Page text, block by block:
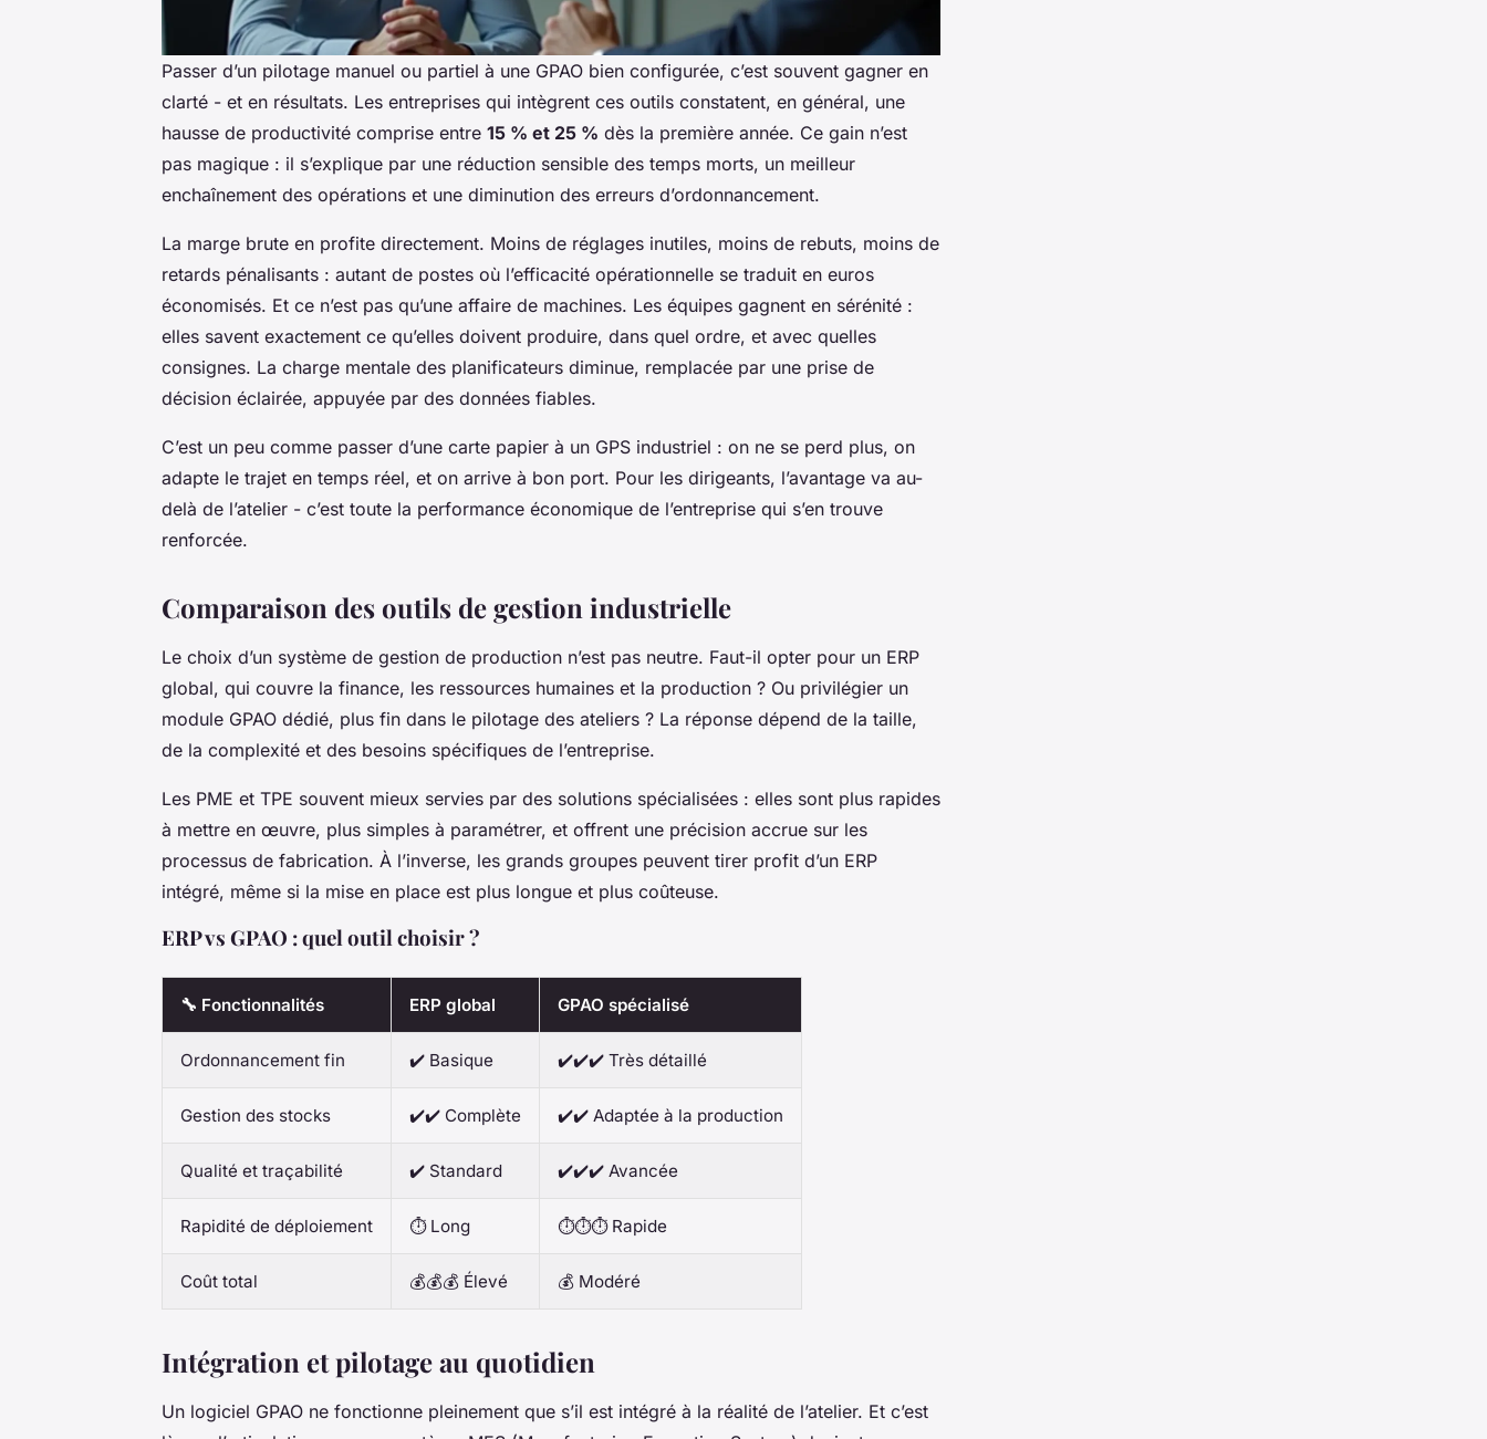
Passer d’un pilotage manuel ou partiel à une GPAO bien configurée, c’est souvent gagner en
clarté - et en résultats. Les entreprises qui intègrent ces outils constatent, en général, une
hausse de productivité comprise entre 15 % et 25 % dès la première année. Ce gain n’est
pas magique : il s’explique par une réduction sensible des temps morts, un meilleur
enchaînement des opérations et une diminution des erreurs d’ordonnancement.
La marge brute en profite directement. Moins de réglages inutiles, moins de rebuts, moins de
retards pénalisants : autant de postes où l’efficacité opérationnelle se traduit en euros
économisés. Et ce n’est pas qu’une affaire de machines. Les équipes gagnent en sérénité :
elles savent exactement ce qu’elles doivent produire, dans quel ordre, et avec quelles
consignes. La charge mentale des planificateurs diminue, remplacée par une prise de
décision éclairée, appuyée par des données fiables.
C’est un peu comme passer d’une carte papier à un GPS industriel : on ne se perd plus, on
adapte le trajet en temps réel, et on arrive à bon port. Pour les dirigeants, l’avantage va au-
delà de l’atelier - c’est toute la performance économique de l’entreprise qui s’en trouve
renforcée.
Comparaison des outils de gestion industrielle
Le choix d’un système de gestion de production n’est pas neutre. Faut-il opter pour un ERP
global, qui couvre la finance, les ressources humaines et la production ? Ou privilégier un
module GPAO dédié, plus fin dans le pilotage des ateliers ? La réponse dépend de la taille,
de la complexité et des besoins spécifiques de l’entreprise.
Les PME et TPE souvent mieux servies par des solutions spécialisées : elles sont plus rapides
à mettre en œuvre, plus simples à paramétrer, et offrent une précision accrue sur les
processus de fabrication. À l’inverse, les grands groupes peuvent tirer profit d’un ERP
intégré, même si la mise en place est plus longue et plus coûteuse.
ERP vs GPAO : quel outil choisir ?
🔧 Fonctionnalités ERP global GPAO spécialisé
Ordonnancement fin ✔️ Basique ✔️✔️✔️ Très détaillé
Gestion des stocks ✔️✔️ Complète ✔️✔️ Adaptée à la production
Qualité et traçabilité ✔️ Standard ✔️✔️✔️ Avancée
Rapidité de déploiement ⏱️ Long ⏱️⏱️⏱️ Rapide
Coût total 💰💰💰 Élevé 💰 Modéré
Intégration et pilotage au quotidien
Un logiciel GPAO ne fonctionne pleinement que s’il est intégré à la réalité de l’atelier. Et c’est